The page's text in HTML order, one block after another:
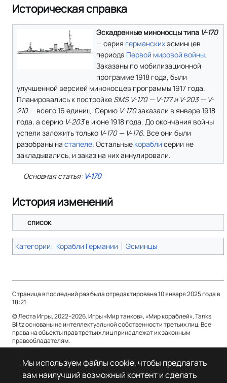
Историческая справка
Эскадренные миноносцы типа V-170
— серия германскихэсминцев
периода Первой мировой войны.
Заказаны по мобилизационной
программе 1918 года, были
улучшенной версией миноносцев программы 1917 года.
Планировались к постройке SMS V-170 — V-177 и V-203 — V-
210— всего 16 единиц. Серию V-170заказали в январе 1918
года, а серию V-203в июне 1918 года. До окончания войны
успели заложить только V-170 — V-176. Все они были
разобраны на стапеле. Остальные корабли серии не
закладывались, и заказ на них аннулировали.
Основная статья: V-170
История изменений
список
Категории: Корабли Германии Эсминцы
Страница в последний раз была отредактирована 10 января 2025 года в
18:21.
© Леста Игры, 2022–2026. Игры «Мир танков», «Мир кораблей», Tanks
Blitz основаны на интеллектуальной собственности третьих лиц. Все
права на объекты прав третьих лиц принадлежат их законным
правообладателям.
Отказ от ответственности
Мы используем файлы cookie, чтобы предлагать
вам наилучший возможный контент и сделать